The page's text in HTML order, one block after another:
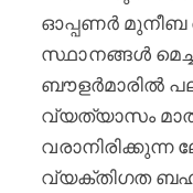
ഓപ്പണർ മുനീബ
സ്ഥാനങ്ങൾ
ബൗളർമാരിൽ
വ്യത്യാസം
വരാനിരിക്കുന്ന
വ്യക്തിഗത